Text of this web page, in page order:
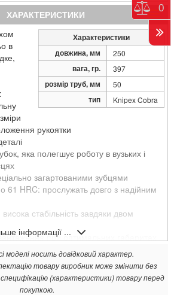
ХАРАКТЕРИСТИКИ
Характеристики
довжина, мм
250
вага, гр. 397
розмір труб, мм 50
тип Knipex Cobra
в
рукоятки
яка полегшує роботу в вузьких і
загартованими зубцями
61 HRC: прослужать довго з надійним
стабільність завдяки двом
при оптимальних габаритах
запобігає випадковому защемленню
кована, багаторазово загартована в
інформації ...
моделі носить довідковий характер.
товару виробник може змінити без
(характеристики) товару перед
покупкою.
0